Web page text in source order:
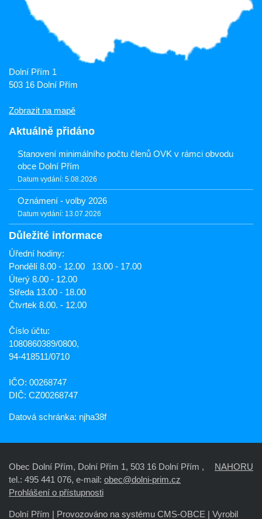
Dolní Přím 1
503 16 Dolní Přím
Zobrazit na mapě
Aktuálně přidáno
Stanovení minimálního počtu členů OVK v rámci obvodu
obce Dolní Přím
Datum vydání: 5.08.2026
Oznámení - volby 2026
Datum vydání: 13.07.2026
Důležité informace
Úřední hodiny:
Pondělí 8.00 - 12.00 13.00 - 17.00
Úterý 8.00 - 12.00
Středa 13.00 - 18.00
Čtvrtek 8.00. - 12.00
Číslo účtu:
1080860389/0800,
94-418511/0710
IČO: 00268747
DIČ: CZ00268747
Datová schránka: njha38f
NAHORU
Obec Dolní Přím, Dolní Přím 1, 503 16 Dolní Přím ,
tel.: 495 441 076, e-mail: obec@dolni-prim.cz
Prohlášení o přístupnosti
Dolní Přím | Provozováno na systému CMS-OBCE | Vyrobil